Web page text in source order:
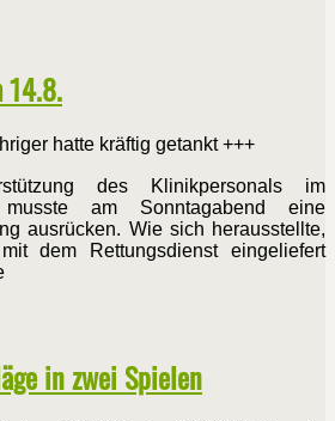
14.8.
hatte kräftig getankt +++
des Klinikpersonals im
am Sonntagabend eine
ausrücken. Wie sich herausstellte,
dem Rettungsdienst eingeliefert
in zwei Spielen